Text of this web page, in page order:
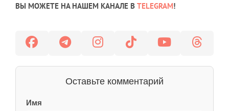
ВЫ МОЖЕТЕ НА НАШЕМ КАНАЛЕ В TELEGRAM!
Оставьте комментарий
Имя